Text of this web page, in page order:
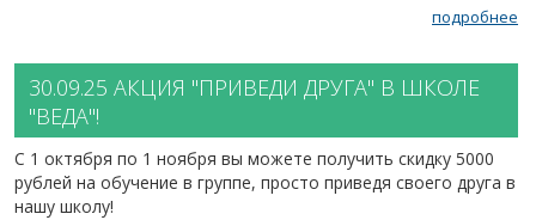
подробнее
30.09.25 АКЦИЯ "ПРИВЕДИ ДРУГА" В ШКОЛЕ
"ВЕДА"!
С 1 октября по 1 ноября вы можете получить скидку 5000
рублей на обучение в группе, просто приведя своего друга в
нашу школу!